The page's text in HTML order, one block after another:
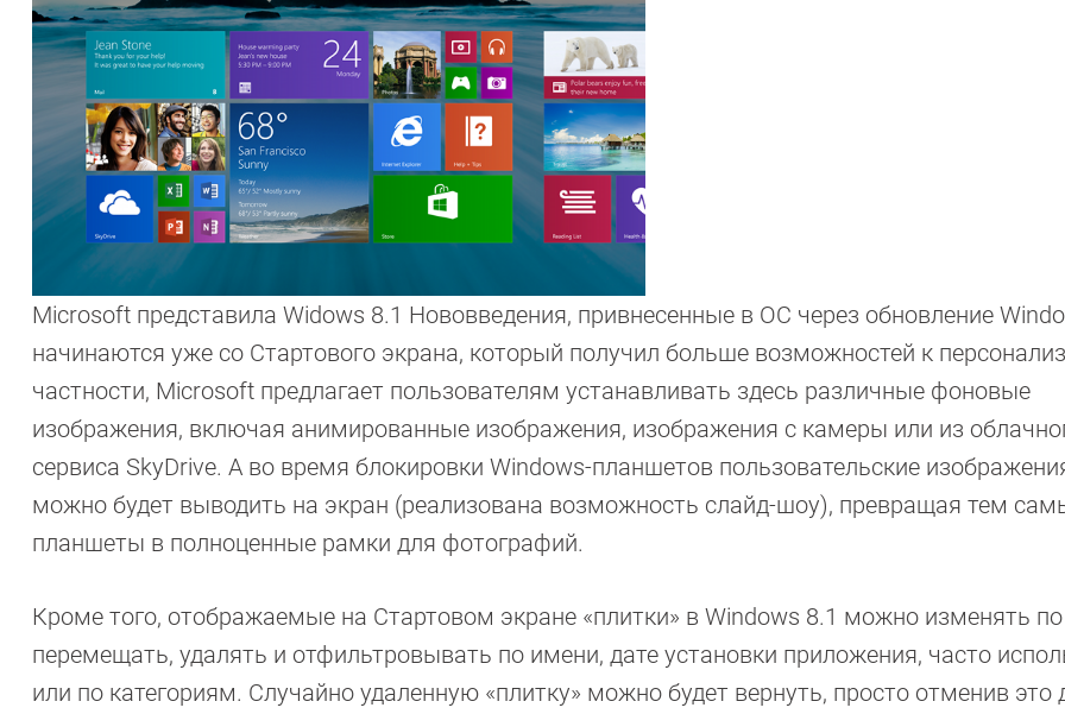
Microsoft представила Widows 8.1 Нововведения, привнесенные в ОС через обновление
начинаются уже со Стартового экрана, который получил больше возможностей к
частности, Microsoft предлагает пользователям устанавливать здесь различные фоновые
изображения, включая анимированные изображения, изображения с камеры или из
сервиса SkyDrive. А во время блокировки Windows-планшетов пользовательские
можно будет выводить на экран (реализована возможность слайд-шоу), превращая тем
планшеты в полноценные рамки для фотографий.
Кроме того, отображаемые на Стартовом экране «плитки» в Windows 8.1 можно изменять
перемещать, удалять и отфильтровывать по имени, дате установки приложения, часто
или по категориям. Случайно удаленную «плитку» можно будет вернуть, просто отменив это